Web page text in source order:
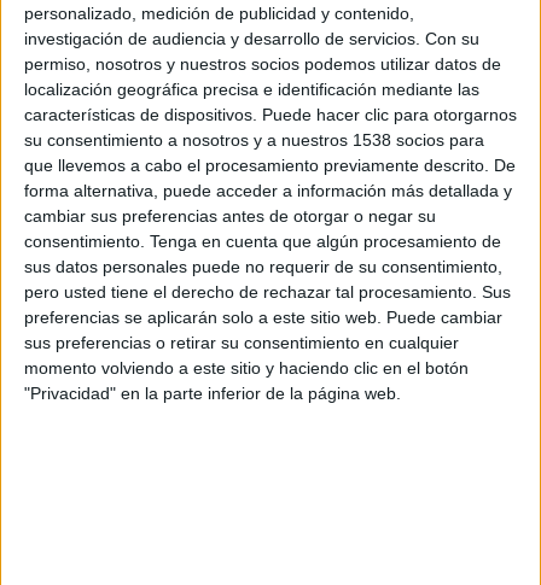
personalizado, medición de publicidad y contenido,
investigación de audiencia y desarrollo de servicios. Con su
permiso, nosotros y nuestros socios podemos utilizar datos de
localización geográfica precisa e identificación mediante las
características de dispositivos. Puede hacer clic para otorgarnos
su consentimiento a nosotros y a nuestros 1538 socios para
que llevemos a cabo el procesamiento previamente descrito. De
forma alternativa, puede acceder a información más detallada y
cambiar sus preferencias antes de otorgar o negar su
consentimiento. Tenga en cuenta que algún procesamiento de
sus datos personales puede no requerir de su consentimiento,
pero usted tiene el derecho de rechazar tal procesamiento. Sus
preferencias se aplicarán solo a este sitio web. Puede cambiar
sus preferencias o retirar su consentimiento en cualquier
momento volviendo a este sitio y haciendo clic en el botón
"Privacidad" en la parte inferior de la página web.
18 DE ABRIL DE 2007
Zenithmedia ha nombrado a Silvia Malumbres
directora del área de comunicación de la
compañía, que dependerá directamente de la
dirección general, sustentada por Candi
Rodríguez. Entre sus principales cometidos